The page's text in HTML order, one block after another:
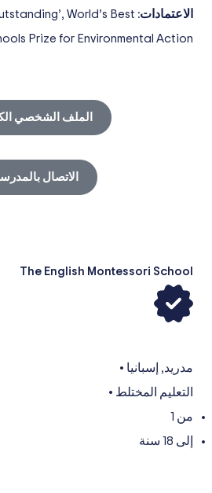
الاعتمادات: World’s Best
Prize for Environmental Action
الملف الشخصي
الاتصال
The English Montessori School
مدريد, إسبانيا •
التعليم المختلط •
من 1
إلى 18 سنة